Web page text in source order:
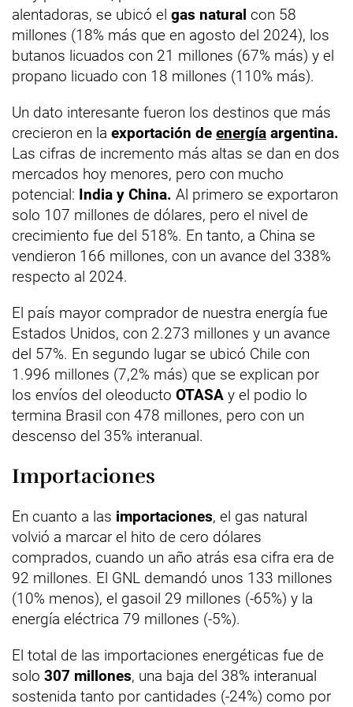
alentadoras, se ubicó el gas natural con 58
millones (18% más que en agosto del 2024), los
butanos licuados con 21 millones (67% más) y el
propano licuado con 18 millones (110% más).
Un dato interesante fueron los destinos que más
crecieron en la exportación de energía argentina.
Las cifras de incremento más altas se dan en dos
mercados hoy menores, pero con mucho
potencial: India y China. Al primero se exportaron
solo 107 millones de dólares, pero el nivel de
crecimiento fue del 518%. En tanto, a China se
vendieron 166 millones, con un avance del 338%
respecto al 2024.
El país mayor comprador de nuestra energía fue
Estados Unidos, con 2.273 millones y un avance
del 57%. En segundo lugar se ubicó Chile con
1.996 millones (7,2% más) que se explican por
los envíos del oleoducto OTASA y el podio lo
termina Brasil con 478 millones, pero con un
descenso del 35% interanual.
Importaciones
En cuanto a las importaciones, el gas natural
volvió a marcar el hito de cero dólares
comprados, cuando un año atrás esa cifra era de
92 millones. El GNL demandó unos 133 millones
(10% menos), el gasoil 29 millones (-65%) y la
energía eléctrica 79 millones (-5%).
El total de las importaciones energéticas fue de
solo 307 millones, una baja del 38% interanual
sostenida tanto por cantidades (-24%) como por